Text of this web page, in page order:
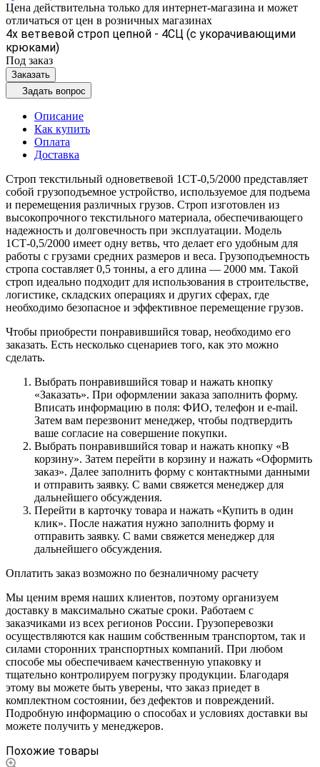
Цена действительна только для интернет-магазина и может
отличаться от цен в розничных магазинах
4х ветвевой строп цепной - 4СЦ (с укорачивающими
крюками)
Под заказ
Заказать
Задать вопрос
Описание
Как купить
Оплата
Доставка
Строп текстильный одноветвевой 1СТ-0,5/2000 представляет
собой грузоподъемное устройство, используемое для подъема
и перемещения различных грузов. Строп изготовлен из
высокопрочного текстильного материала, обеспечивающего
надежность и долговечность при эксплуатации. Модель
1СТ-0,5/2000 имеет одну ветвь, что делает его удобным для
работы с грузами средних размеров и веса. Грузоподъемность
стропа составляет 0,5 тонны, а его длина — 2000 мм. Такой
строп идеально подходит для использования в строительстве,
логистике, складских операциях и других сферах, где
необходимо безопасное и эффективное перемещение грузов.
Чтобы приобрести понравившийся товар, необходимо его
заказать. Есть несколько сценариев того, как это можно
сделать.
Выбрать понравившийся товар и нажать кнопку
«Заказать». При оформлении заказа заполнить форму.
Вписать информацию в поля: ФИО, телефон и e-mail.
Затем вам перезвонит менеджер, чтобы подтвердить
ваше согласие на совершение покупки.
Выбрать понравившийся товар и нажать кнопку «В
корзину». Затем перейти в корзину и нажать «Оформить
заказ». Далее заполнить форму с контактными данными
и отправить заявку. С вами свяжется менеджер для
дальнейшего обсуждения.
Перейти в карточку товара и нажать «Купить в один
клик». После нажатия нужно заполнить форму и
отправить заявку. С вами свяжется менеджер для
дальнейшего обсуждения.
Оплатить заказ возможно по безналичному расчету
Мы ценим время наших клиентов, поэтому организуем
доставку в максимально сжатые сроки. Работаем с
заказчиками из всех регионов России. Грузоперевозки
осуществляются как нашим собственным транспортом, так и
силами сторонних транспортных компаний. При любом
способе мы обеспечиваем качественную упаковку и
тщательно контролируем погрузку продукции. Благодаря
этому вы можете быть уверены, что заказ приедет в
комплектном состоянии, без дефектов и повреждений.
Подробную информацию о способах и условиях доставки вы
можете получить у менеджеров.
Похожие товары